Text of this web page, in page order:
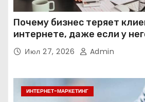
Почему бизнес теряет
интернете, даже если у
Июл 27, 2026 Admin
ИНТЕРНЕТ-МАРКЕТИНГ